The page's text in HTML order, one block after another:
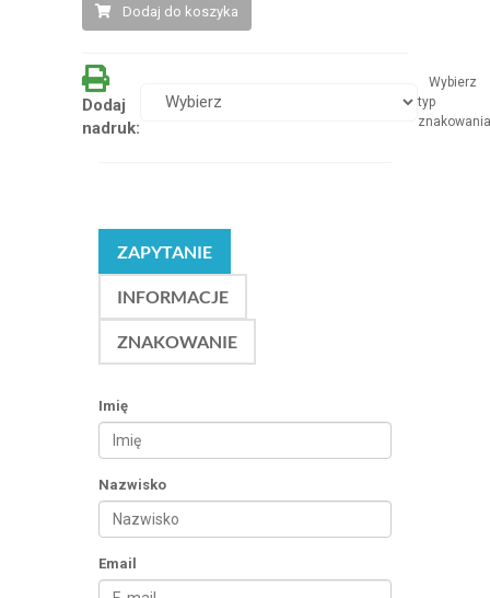
Dodaj do koszyka
Dodaj
nadruk:
Wybierz
typ
znakowania
ZAPYTANIE
INFORMACJE
ZNAKOWANIE
Imię
Nazwisko
Email